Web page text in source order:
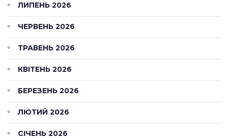
ЛИПЕНЬ 2026
ЧЕРВЕНЬ 2026
ТРАВЕНЬ 2026
КВІТЕНЬ 2026
БЕРЕЗЕНЬ 2026
ЛЮТИЙ 2026
СІЧЕНЬ 2026